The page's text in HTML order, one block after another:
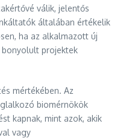
válik, jelentős
általában értékelik
ha az alkalmazott új
projektek
mértékében. Az
biomérnökök
kapnak, mint azok, akik
vagy